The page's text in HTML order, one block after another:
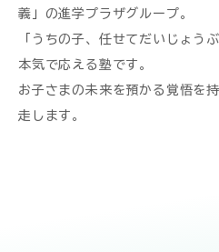
義」の進学プラザグループ。
「うちの子、任せてだいじょう
本気で応える塾です。
お子さまの未来を預かる覚悟を
走します。